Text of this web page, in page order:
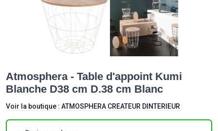
Atmosphera - Table d'appoint Kumi
Blanche D38 cm D.38 cm Blanc
Voir la boutique : ATMOSPHERA CREATEUR DINTERIEUR